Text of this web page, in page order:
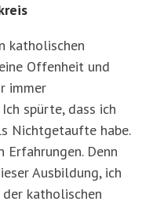
katholischen
Offenheit und
immer
spürte, dass ich
Nichtgetaufte habe.
Erfahrungen. Denn
Ausbildung, ich
katholischen